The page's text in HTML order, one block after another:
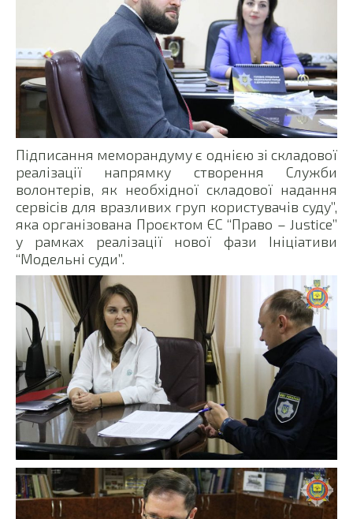
Підписання меморандуму є однією зі складової
реалізації напрямку створення Служби
волонтерів, як необхідної складової надання
сервісів для вразливих груп користувачів суду”,
яка організована Проєктом ЄС “Право – Justice”
у рамках реалізації нової фази Ініціативи
“Модельні суди”.